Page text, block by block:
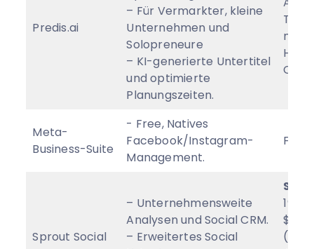
Predis.ai
– Für Vermarkter, kleine
Unternehmen und
Solopreneure
– KI-generierte Untertitel
und optimierte
Planungszeiten.
CC.
Meta-
Business-Suite
- Free, Natives
Facebook/Instagram-
Management.
Free
Sprout Social
– Unternehmensweite
Analysen und Social CRM.
– Erweitertes Social
199
$/